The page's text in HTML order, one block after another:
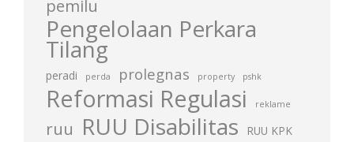
pemilu
Pengelolaan Perkara
Tilang
peradi perda prolegnas property pshk
Reformasi Regulasi reklame
ruu RUU Disabilitas RUU KPK